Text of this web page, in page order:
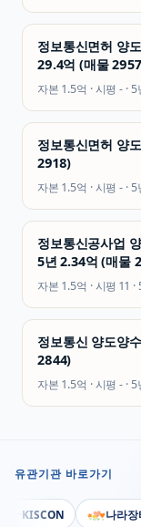
정보통신면허 양
29.4억 (매물
자본 1.5억 · 시평- ·
정보통신면허 양
2918)
자본 1.5억 · 시평- ·
정보통신공사업
5년 2.34억 (매물
자본 1.5억 · 시평11
정보통신 양도양
2844)
자본 1.5억 · 시평- ·
유관기관 바로가기
KISCON 나라장터